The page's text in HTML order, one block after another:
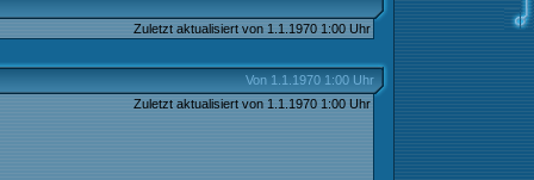
Zuletzt aktualisiert von 1.1.1970 1:00 Uhr
Von 1.1.1970 1:00 Uhr
Zuletzt aktualisiert von 1.1.1970 1:00 Uhr